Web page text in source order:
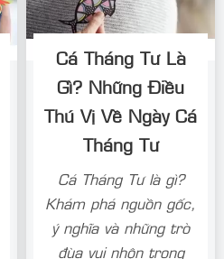
Cá Tháng Tư Là
Gì? Những Điều
Thú Vị Về Ngày Cá
Tháng Tư
Cá Tháng Tư là gì?
Khám phá nguồn gốc,
ý nghĩa và những trò
đùa vui nhộn trong